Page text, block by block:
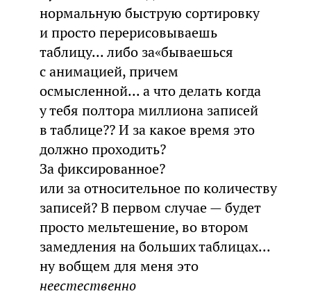
нормальную быструю сортировку
и просто перерисовываешь
таблицу... либо за«бываешься
с анимацией, причем
осмысленной... а что делать когда
у тебя полтора миллиона записей
в таблице?? И за какое время это
должно проходить?
За фиксированное?
или за относительное по количеству
записей? В первом случае — будет
просто мельтешение, во втором
замедления на больших таблицах...
ну вобщем для меня это
неестественно